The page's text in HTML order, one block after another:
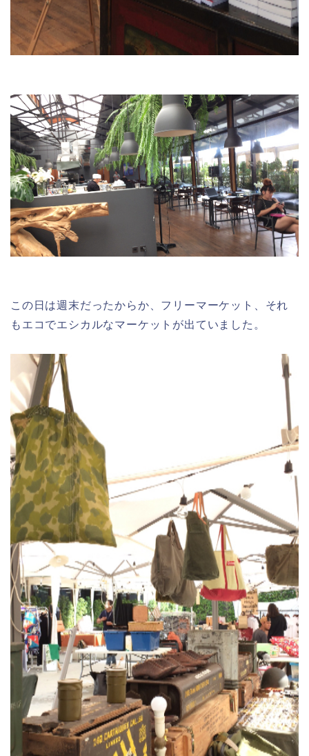
この日は週末だったからか、フリーマーケット、それ
もエコでエシカルなマーケットが出ていました。